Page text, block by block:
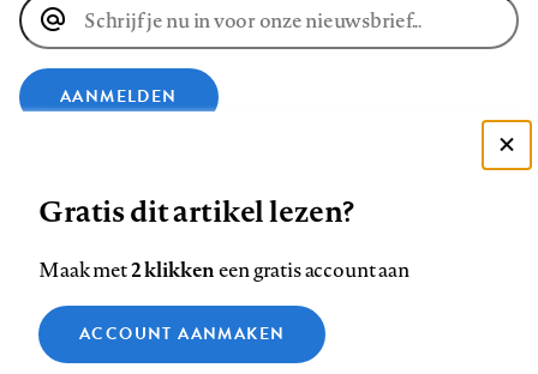
E-
mailadres
AANMELDEN
op
Facebook
op
LinkedIn
op
Bluesky
ons
op
InstagramYouTube
Footer
Contact Colofon Disclaimer Privacy
Medische vragen verdienen
Zie onze cookie policy
Analytische cookies
Gratis dit artikel lezen?
Maak met2 klikkeneen gratis account aan
ACCOUNT AANMAKEN